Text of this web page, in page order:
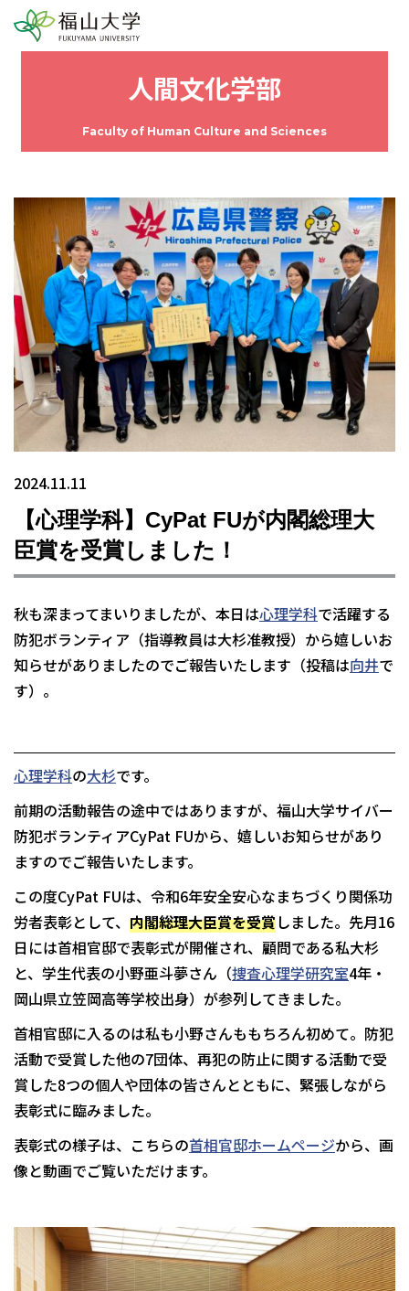
人間文化学部
Faculty of Human Culture and Sciences
2024.11.11
【心理学科】CyPat FUが内閣総理大
臣賞を受賞しました！
秋も深まってまいりましたが、本日は心理学科で活躍する
防犯ボランティア（指導教員は大杉准教授）から嬉しいお
知らせがありましたのでご報告いたします（投稿は向井で
す）。
心理学科の大杉です。
前期の活動報告の途中ではありますが、福山大学サイバー
防犯ボランティアCyPat FUから、嬉しいお知らせがあり
ますのでご報告いたします。
この度CyPat FUは、令和6年安全安心なまちづくり関係功
労者表彰として、 内閣総理大臣賞を受賞しました。先月16
日には首相官邸で表彰式が開催され、顧問である私大杉
と、学生代表の小野亜斗夢さん（捜査心理学研究室4年・
岡山県立笠岡高等学校出身）が参列してきました。
首相官邸に入るのは私も小野さんももちろん初めて。防犯
活動で受賞した他の7団体、再犯の防止に関する活動で受
賞した8つの個人や団体の皆さんとともに、緊張しながら
表彰式に臨みました。
表彰式の様子は、こちらの首相官邸ホームページから、画
像と動画でご覧いただけます。